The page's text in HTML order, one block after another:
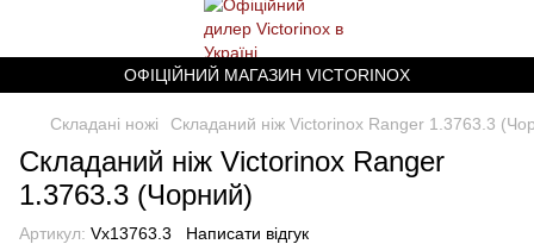
ОФІЦІЙНИЙ МАГАЗИН VICTORINOX
Складані ножі Складаний ніж Victorinox Ranger 1.3763.3
Складаний ніж Victorinox Ranger
1.3763.3 (Чорний)
Артикул: Vx13763.3 Написати відгук